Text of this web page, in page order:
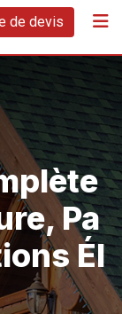
de devis
Pa
Él